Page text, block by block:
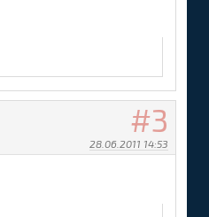
3
28.06.2011 14:53